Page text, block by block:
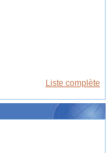
Liste complète